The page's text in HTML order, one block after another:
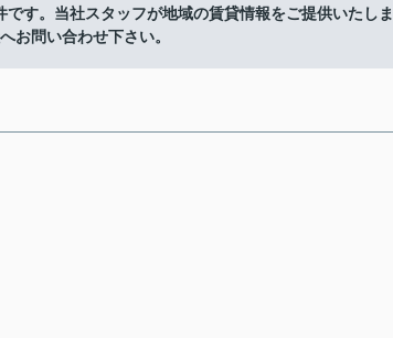
す。当社スタッフが地域の賃貸情報をご提供いたしま
お問い合わせ下さい。